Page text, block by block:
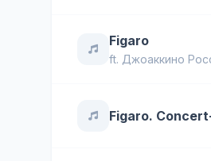
Figaro
ft. Джоаккино
Figaro.